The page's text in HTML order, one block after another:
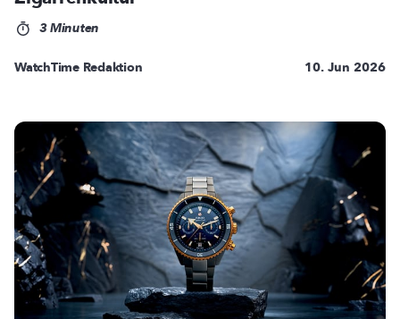
3 Minuten
WatchTime Redaktion 10. Jun 2026